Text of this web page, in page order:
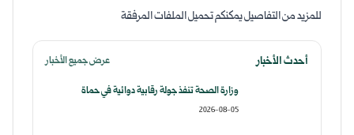
أحدث الأخبار عرض جميع الأخبار
وزارة الصحة تنفذ جولة رقابية دوائية في حماة
2026-08-05
للمزيد من التفاصيل يمكنكم تحميل الملفات المرفقة